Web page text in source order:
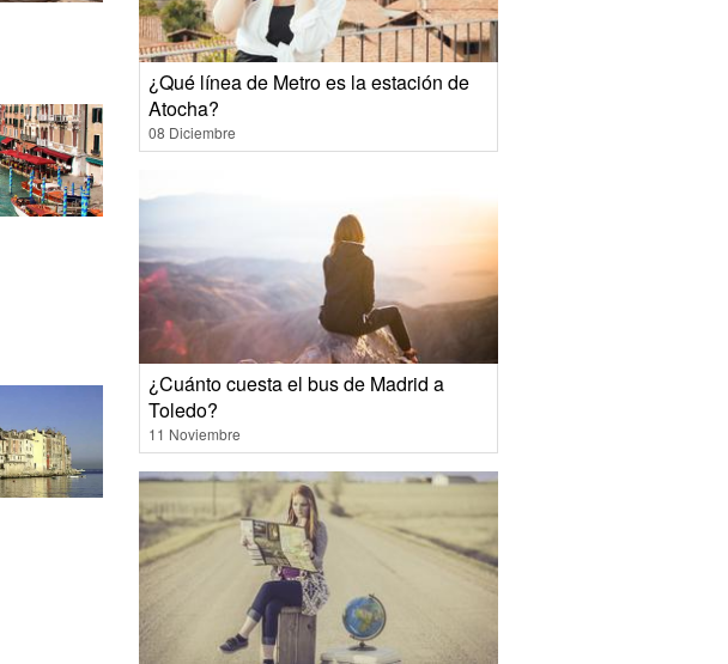
¿Qué línea de Metro es la estación de
Atocha?
08 Diciembre
¿Cuánto cuesta el bus de Madrid a
Toledo?
11 Noviembre